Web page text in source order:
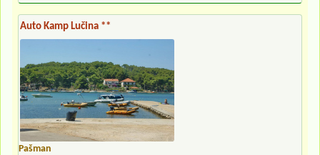
Auto Kamp Lučina **
Pašman